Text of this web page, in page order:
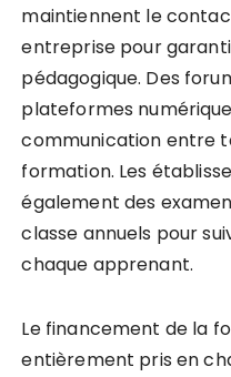
maintiennent le
entreprise pour
pédagogique. Des
plateformes
communication entre
formation. Les
également des
classe annuels pour
chaque apprenant.
Le financement de la
entièrement pris en